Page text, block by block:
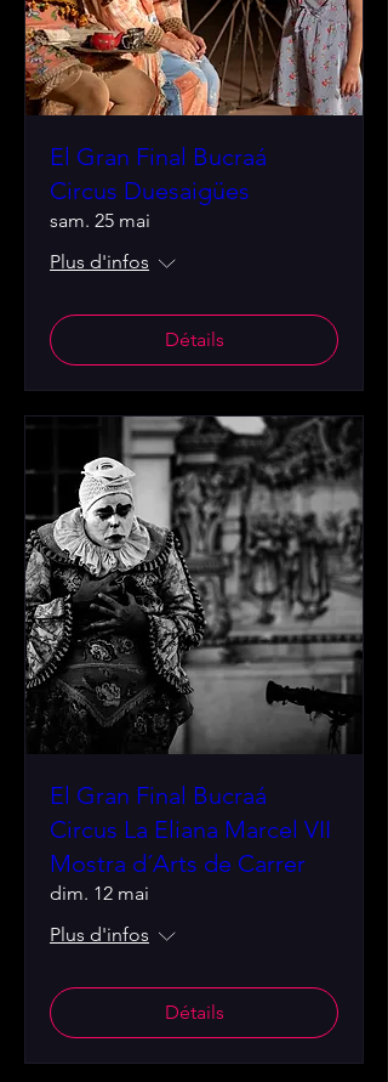
El Gran Final Bucraá
Circus Duesaigües
sam. 25 mai
Plus d'infos
Détails
El Gran Final Bucraá
Circus La Eliana Marcel VII
Mostra d´Arts de Carrer
dim. 12 mai
Plus d'infos
Détails